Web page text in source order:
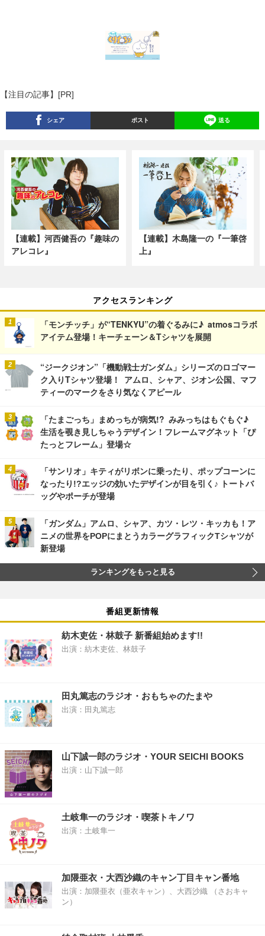
【注目の記事】[PR]
シェア ポスト 送る
【連載】河西健吾の『趣味の
アレコレ』
【連載】木島隆一の『一筆啓
上』
アクセスランキング
「モンチッチ」が“TENKYU”の着ぐるみに♪ atmosコラボ
アイテム登場！キーチェーン＆Tシャツを展開
“ジークジオン”「機動戦士ガンダム」シリーズのロゴマー
ク入りTシャツ登場！ アムロ、シャア、ジオン公国、マフ
ティーのマークをさり気なくアピール
「たまごっち」まめっちが病気!? みみっちはもぐもぐ♪
生活を覗き見しちゃうデザイン！フレームマグネット「ぴ
たっとフレーム」登場☆
「サンリオ」キティがリボンに乗ったり、ポップコーンに
なったり!?エッジの効いたデザインが目を引く♪ トートバ
ッグやポーチが登場
「ガンダム」アムロ、シャア、カツ・レツ・キッカも！ア
ニメの世界をPOPにまとうカラーグラフィックTシャツが
新登場
ランキングをもっと見る
番組更新情報
紡木吏佐・林鼓子 新番組始めます!!
出演：紡木吏佐、林鼓子
田丸篤志のラジオ・おもちゃのたまや
出演：田丸篤志
山下誠一郎のラジオ・YOUR SEICHI BOOKS
出演：山下誠一郎
土岐隼一のラジオ・喫茶トキノワ
出演：土岐隼一
加隈亜衣・大西沙織のキャン丁目キャン番地
出演：加隈亜衣（亜衣キャン）、大西沙織 （さおキャ
ン）